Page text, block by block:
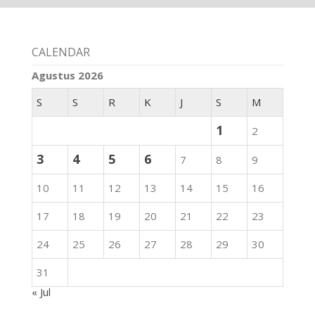
CALENDAR
Agustus 2026
S
S R K J S M
1 2
3 4 5 6 7 8
9
10
11 12 13 14 15
16
17
18 19 20 21 22
23
24
25 26 27 28 29
30
31
« Jul